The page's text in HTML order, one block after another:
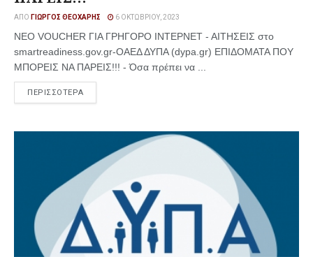
ΑΠΌ ΓΙΏΡΓΟΣ ΘΕΟΧΆΡΗΣ 6 ΟΚΤΩΒΡΊΟΥ, 2023
NΕΟ VOUCHER ΓΙΑ ΓΡΗΓΟΡΟ ΙΝΤΕΡΝΕΤ - ΑΙΤΗΣΕΙΣ στο
smartreadiness.gov.gr-ΟΑΕΔ ΔΥΠΑ (dypa.gr) ΕΠΙΔΟΜΑΤΑ ΠΟΥ
ΜΠΟΡΕΙΣ ΝΑ ΠΑΡΕΙΣ!!! - Όσα πρέπει να ...
ΠΕΡΙΣΣΟΤΕΡΑ